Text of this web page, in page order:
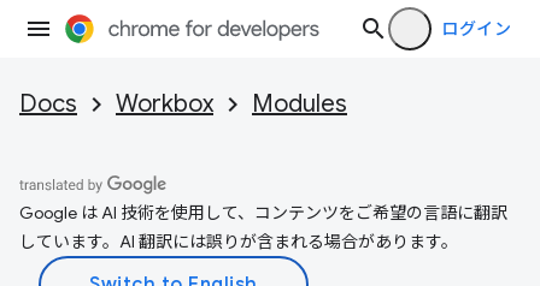
ログイン
Docs Workbox Modules
Google は AI 技術を使用して、コンテンツをご希望の言語に翻訳
しています。AI 翻訳には誤りが含まれる場合があります。